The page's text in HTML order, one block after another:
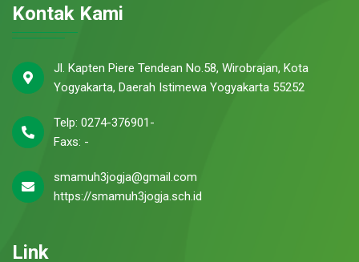
Kontak Kami
Jl. Kapten Piere Tendean No.58, Wirobrajan, Kota
Yogyakarta, Daerah Istimewa Yogyakarta 55252
Telp: 0274-376901-
Faxs: -
smamuh3jogja@gmail.com
https://smamuh3jogja.sch.id
Link